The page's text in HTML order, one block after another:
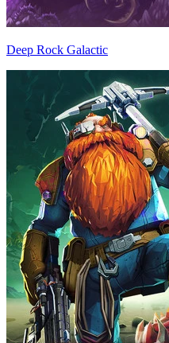
Deep Rock Galactic